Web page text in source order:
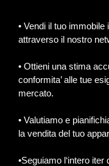
• Vendi il tuo
attraverso il nostro
• Ottieni una stima
conformita’ alle tue
mercato.
• Valutiamo e
la vendita del tuo
•Seguiamo l‘intero